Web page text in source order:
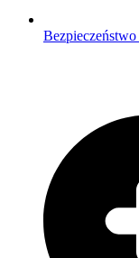
Bezpieczeństwo